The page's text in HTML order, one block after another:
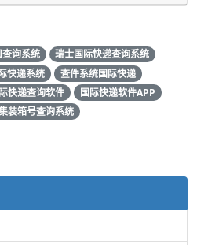
询系统
瑞士国际快递查询系统
快递系统
查件系统国际快递
快递查询软件
国际快递软件APP
装箱号查询系统